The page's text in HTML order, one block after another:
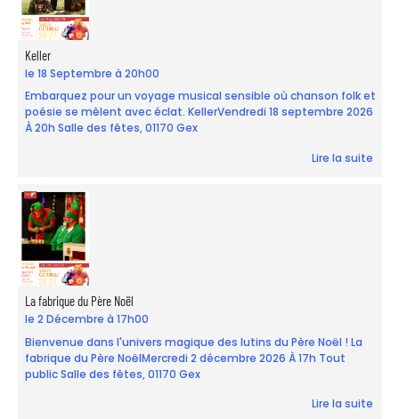
Keller
le 18 Septembre à 20h00
Embarquez pour un voyage musical sensible où chanson folk et
poésie se mêlent avec éclat. KellerVendredi 18 septembre 2026
À 20h Salle des fêtes, 01170 Gex
Lire la suite
La fabrique du Père Noël
le 2 Décembre à 17h00
Bienvenue dans l'univers magique des lutins du Père Noël ! La
fabrique du Père NoëlMercredi 2 décembre 2026 À 17h Tout
public Salle des fêtes, 01170 Gex
Lire la suite